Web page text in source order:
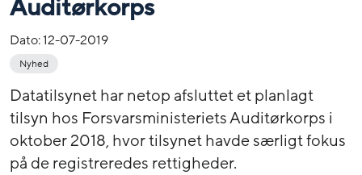
Auditørkorps
Dato:12-07-2019
Nyhed
Datatilsynet har netop afsluttet et planlagt
tilsyn hos Forsvarsministeriets Auditørkorps i
oktober 2018, hvor tilsynet havde særligt fokus
på de registreredes rettigheder.